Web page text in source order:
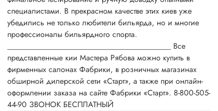
специалистами. В прекрасном качестве этих киев уже
убедились не только любители бильярда, но и многие
профессионалы бильярдного спорта.
__________________________________________ Все
представленные кии Мастера Рябова можно купить в
фирменных салонах Фабрики, в розничных магазинах
обширной дилерской сети «Старт», а также при онлайн-
оформлении заказа на сайте Фабрики «Старт». 8-800-505-
44-90 ЗВОНОК БЕСПЛАТНЫЙ